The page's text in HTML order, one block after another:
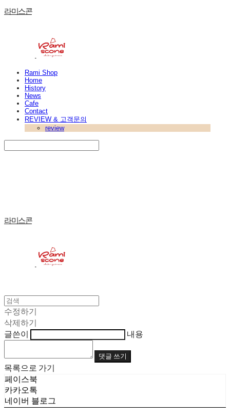
라미스콘
Rami Shop
Home
History
News
Cafe
Contact
REVIEW & 고객문의
review
라미스콘
수정하기
삭제하기
글쓴이
내용
댓글 쓰기
목록으로 가기
페이스북
카카오톡
네이버 블로그